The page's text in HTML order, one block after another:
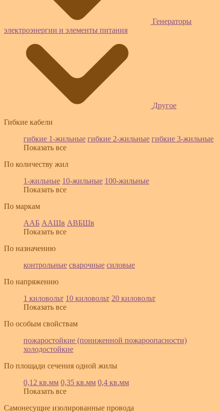
Генераторы
электроэнергии и элементы питания
Другое
Гибкие кабели
гибкие 1-жильные гибкие 2-жильные гибкие 3-жильные
Показать все
По количеству жил
1-жильные 10-жильные 100-жильные
Показать все
По маркам
ААБ ААШв АВБШв
Показать все
По назначению
контрольные сварочные силовые
По напряжению
1 киловольт 10 киловольт 20 киловольт
Показать все
По особым свойствам
пожаростойкие (пониженной пожароопасности)
холодостойкие
По площади сечения одной жилы
0,12 кв.мм 0,35 кв.мм 0,4 кв.мм
Показать все
Самонесущие изолированные провода